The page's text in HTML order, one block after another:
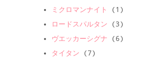
ミクロマンナイト
(1)
ロードスパルタン (3)
ヴエッカーシグナ (6)
タイタン (7)